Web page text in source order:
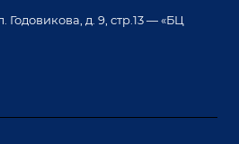
Годовикова, д. 9, стр.13 — «БЦ